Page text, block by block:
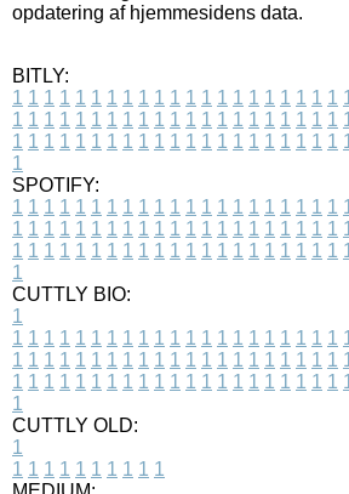
opdatering af hjemmesidens data.
BITLY:
1 1 1 1 1 1 1 1 1 1 1 1 1 1 1 1 1 1 1 1 1
1 1 1 1 1 1 1 1 1 1 1 1 1 1 1 1 1 1 1 1 1
1 1 1 1 1 1 1 1 1 1 1 1 1 1 1 1 1 1 1 1 1
1
SPOTIFY:
1 1 1 1 1 1 1 1 1 1 1 1 1 1 1 1 1 1 1 1 1
1 1 1 1 1 1 1 1 1 1 1 1 1 1 1 1 1 1 1 1 1
1 1 1 1 1 1 1 1 1 1 1 1 1 1 1 1 1 1 1 1 1
1
CUTTLY BIO:
1
1 1 1 1 1 1 1 1 1 1 1 1 1 1 1 1 1 1 1 1 1
1 1 1 1 1 1 1 1 1 1 1 1 1 1 1 1 1 1 1 1 1
1 1 1 1 1 1 1 1 1 1 1 1 1 1 1 1 1 1 1 1 1
1
CUTTLY OLD:
1
1 1 1 1 1 1 1 1 1 1